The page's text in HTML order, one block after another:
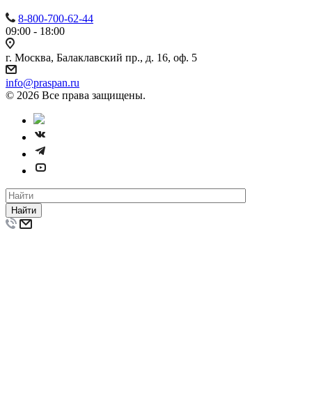
8-800-700-62-44
09:00 - 18:00
г. Москва, Балаклавский пр., д. 16, оф. 5
info@praspan.ru
© 2026 Все права защищены.
Найти